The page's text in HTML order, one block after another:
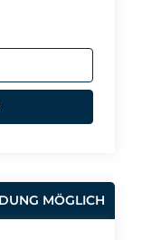
MÖGLICH